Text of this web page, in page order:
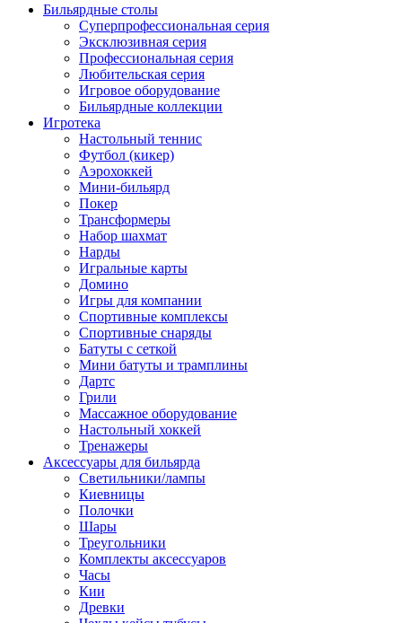
Бильярдные столы
Суперпрофессиональная серия
Эксклюзивная серия
Профессиональная серия
Любительская серия
Игровое оборудование
Бильярдные коллекции
Игротека
Настольный теннис
Футбол (кикер)
Аэрохоккей
Мини-бильярд
Покер
Трансформеры
Набор шахмат
Нарды
Игральные карты
Домино
Игры для компании
Спортивные комплексы
Спортивные снаряды
Батуты с сеткой
Мини батуты и трамплины
Дартс
Грили
Массажное оборудование
Настольный хоккей
Тренажеры
Аксессуары для бильярда
Светильники/лампы
Киевницы
Полочки
Шары
Треугольники
Комплекты аксессуаров
Часы
Кии
Древки